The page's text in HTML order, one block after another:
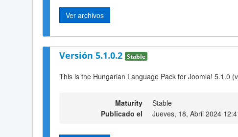
Ver archivos
Versión 5.1.0.2 Stable
This is the Hungarian Language Pack for Joomla! 5.1.0
Maturity
Stable
Publicado el
Jueves, 18, Abril 2024